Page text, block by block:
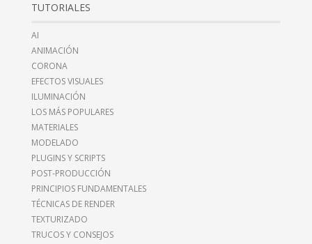
TUTORIALES
AI
ANIMACIÓN
CORONA
EFECTOS VISUALES
ILUMINACIÓN
LOS MÁS POPULARES
MATERIALES
MODELADO
PLUGINS Y SCRIPTS
POST-PRODUCCIÓN
PRINCIPIOS FUNDAMENTALES
TÉCNICAS DE RENDER
TEXTURIZADO
TRUCOS Y CONSEJOS